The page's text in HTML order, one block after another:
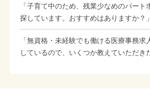
「子育て中のため、残業少なめのパート
探しています。おすすめはありますか？」
「無資格・未経験でも働ける医療事務求
しているので、いくつか教えていただき